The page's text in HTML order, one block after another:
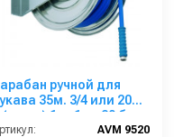
ручной для
35м. 3/4 или 20м.
(нерж.) 1 ш.1 ш. 20 бар
AVM 9520